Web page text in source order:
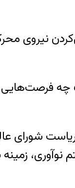
نیروی
فرصت‌هایی
شورای
نوآوری،